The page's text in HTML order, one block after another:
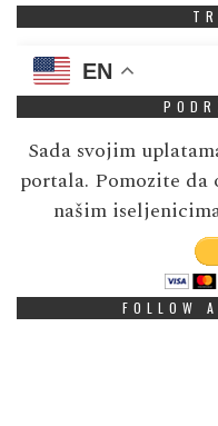
EN
Sada svojim
portala. Pomozite da
našim
FOLLOW